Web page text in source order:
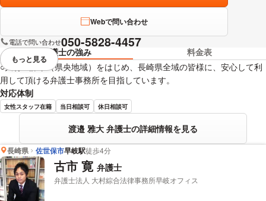
Webで問い合わせ
電話で問い合わせ050-5828-4457
弁護士の強み
料金表
○大村・諫早（県央地域）をはじめ、長崎県全域の皆様に、安心して利
用して頂ける弁護士事務所を目指しています。
対応体制
女性スタッフ在籍 当日相談可 休日相談可
渡邉 雅大 弁護士の詳細情報を見る
視覚的に省略されている要素を
もっと見る
長崎県 佐世保市早岐駅徒歩4分
古市 寛 弁護士
弁護士法人 大村綜合法律事務所早岐オフィス